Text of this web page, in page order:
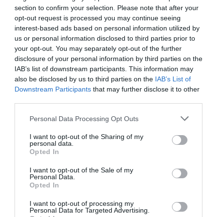
section to confirm your selection. Please note that after your
opt-out request is processed you may continue seeing
interest-based ads based on personal information utilized by
us or personal information disclosed to third parties prior to
your opt-out. You may separately opt-out of the further
disclosure of your personal information by third parties on the
IAB’s list of downstream participants. This information may
also be disclosed by us to third parties on the IAB’s List of
Downstream Participants that may further disclose it to other
Personal Data Processing Opt Outs
I want to opt-out of the Sharing of my
personal data.
Opted In
I want to opt-out of the Sale of my
Personal Data.
Opted In
I want to opt-out of processing my
Personal Data for Targeted Advertising.
Το Chanel Les Exclusifs de Chanel Gardénia είναι
ένα άρωμα που αποπνέει κομψότητα και
φινέτσα, με κύριες νότες λευκών λουλουδιών
περιλαμβάνει γαρδένια, άνθη πορτοκαλιάς και
τυμπερόζη, δημιουργώντας έναν αέρα
φρεσκάδας και ηρεμίας που προσελκύει όλες τις
αισθήσεις. Το άρωμα αυτό, πέρα από την
ξεχωριστή του αίσθηση, έχει τη δύναμη να
φαίνεται να εκτιμά ιδιαίτερα η Emma Stone.